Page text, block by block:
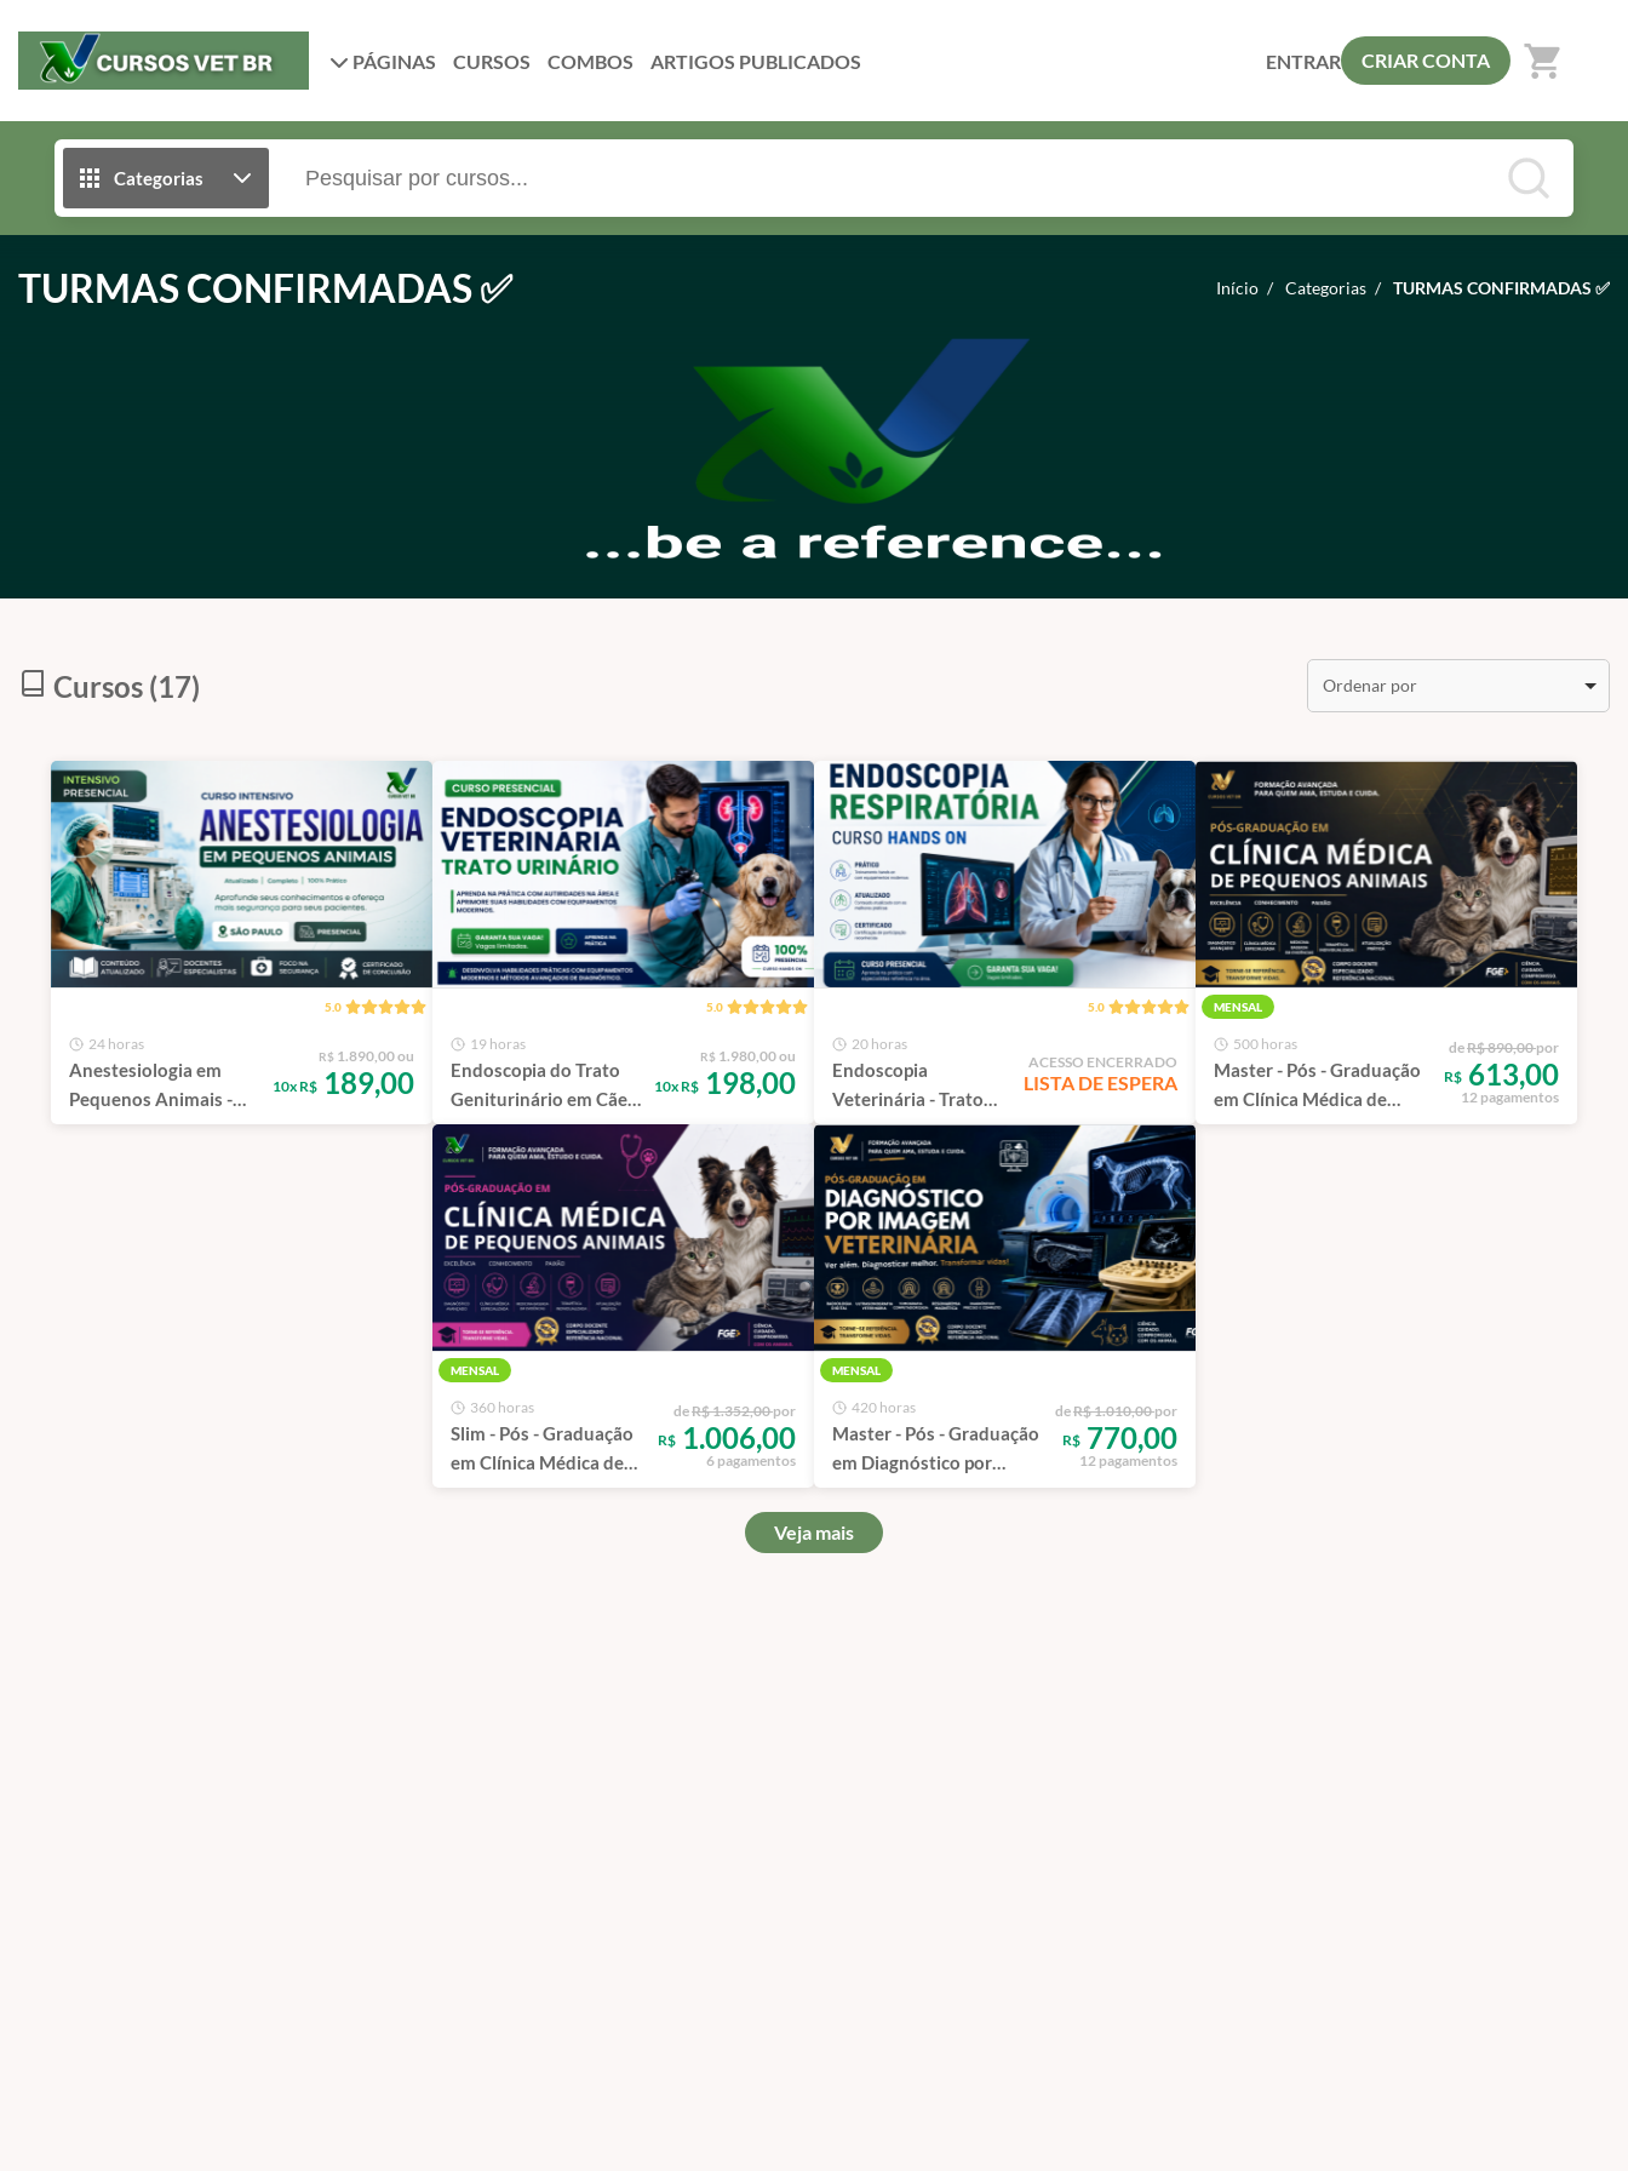
PÁGINAS CURSOS COMBOS ENTRAR CRIAR CONTA shopping_cart
Categorias
TURMAS CONFIRMADAS ✅ Início / Categorias / TURMAS CONFIRMADAS ✅
Cursos (17) Ordenar por
5.0
24 horas
Anestesiologia em
Pequenos Animais -
Intensivo | São Paulo -
R$ 1.890,00 ou
10x R$ 189,00
5.0
19 horas
Endoscopia do Trato
Geniturinário em Cães
e Gatos | São Paulo -
100% Presencial
R$ 1.980,00 ou
10x R$ 198,00
5.0
20 horas
Endoscopia
Veterinária - Trato
Respiratório | São
Paulo - 100%
Presencial
ACESSO ENCERRADO
LISTA DE ESPERA
MENSAL
500 horas
Master - Pós - Graduação
em Clínica Médica de
Pequenos Animais
deR$ 890,00por
R$ 613,00
12 pagamentos
MENSAL
360 horas
Slim - Pós - Graduação
em Clínica Médica de
Pequenos Animais
deR$ 1.352,00por
R$ 1.006,00
6 pagamentos
MENSAL
420 horas
Master - Pós - Graduação
em Diagnóstico por
Imagem Veterinária
deR$ 1.010,00por
R$ 770,00
12 pagamentos
Veja mais